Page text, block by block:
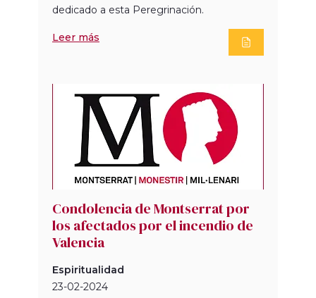
dedicado a esta Peregrinación.
Leer más
Condolencia de Montserrat por
los afectados por el incendio de
Valencia
Espiritualidad
23-02-2024